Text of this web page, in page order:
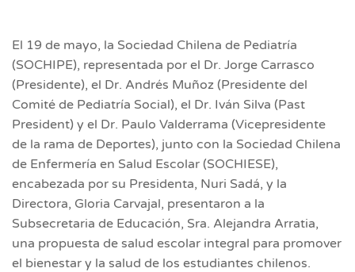
El 19 de mayo, la Sociedad Chilena de Pediatría
(SOCHIPE), representada por el Dr. Jorge Carrasco
(Presidente), el Dr. Andrés Muñoz (Presidente del
Comité de Pediatría Social), el Dr. Iván Silva (Past
President) y el Dr. Paulo Valderrama (Vicepresidente
de la rama de Deportes), junto con la Sociedad Chilena
de Enfermería en Salud Escolar (SOCHIESE),
encabezada por su Presidenta, Nuri Sadá, y la
Directora, Gloria Carvajal, presentaron a la
Subsecretaria de Educación, Sra. Alejandra Arratia,
una propuesta de salud escolar integral para promover
el bienestar y la salud de los estudiantes chilenos.